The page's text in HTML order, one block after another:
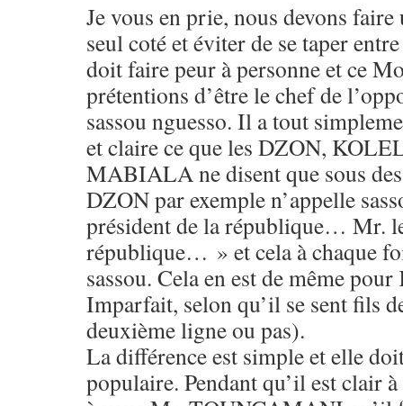
Je vous en prie, nous devons
seul coté et éviter de se taper
doit faire peur à personne et ce
prétentions d’être le chef de
sassou nguesso. Il a tout
et claire ce que les DZON,
MABIALA ne disent que sous
DZON par exemple n’appelle
président de la république… Mr.
république… » et cela à chaque
sassou. Cela en est de même
Imparfait, selon qu’il se sent fils
deuxième ligne ou pas).
La différence est simple et elle
populaire. Pendant qu’il est clair